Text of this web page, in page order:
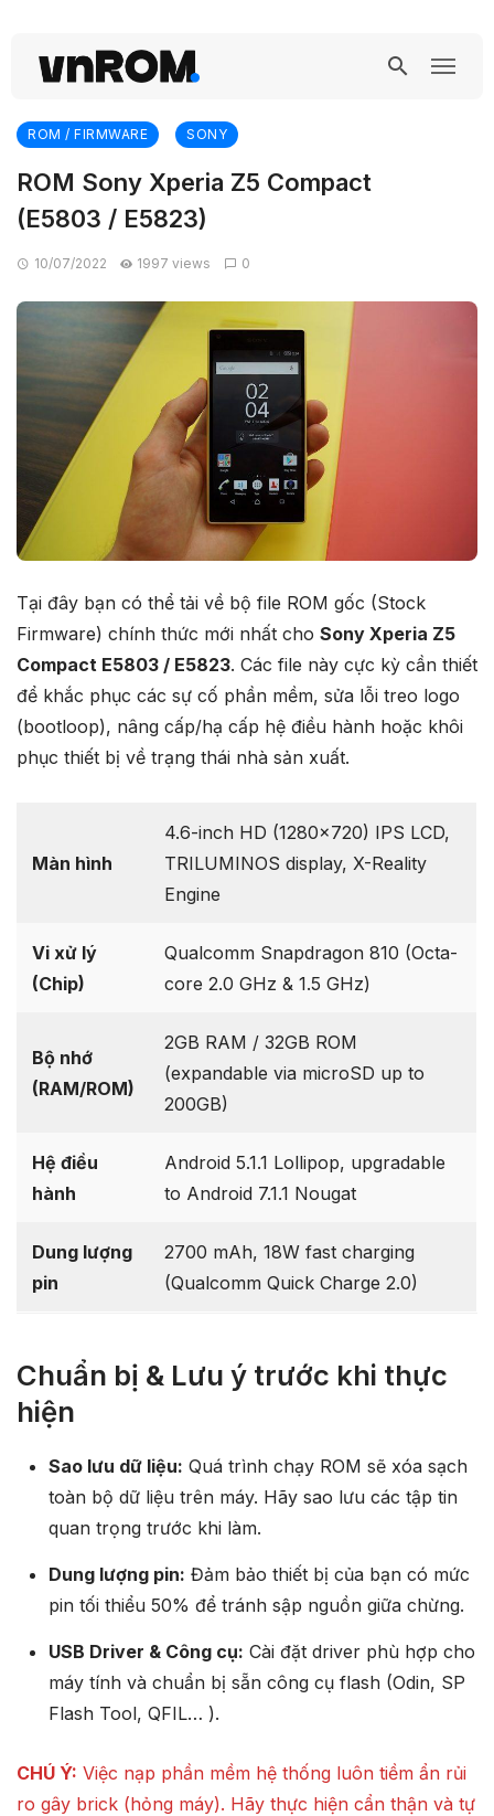
ROM / FIRMWARE SONY
ROM Sony Xperia Z5 Compact
(E5803 / E5823)
10/07/2022 1997 views 0
Tại đây bạn có thể tải về bộ file ROM gốc (Stock
Firmware) chính thức mới nhất cho Sony Xperia Z5
Compact E5803 / E5823. Các file này cực kỳ cần thiết
để khắc phục các sự cố phần mềm, sửa lỗi treo logo
(bootloop), nâng cấp/hạ cấp hệ điều hành hoặc khôi
phục thiết bị về trạng thái nhà sản xuất.
Màn hình
4.6-inch HD (1280×720) IPS LCD,
TRILUMINOS display, X-Reality
Engine
Vi xử lý
(Chip)
Qualcomm Snapdragon 810 (Octa-
core 2.0 GHz & 1.5 GHz)
Bộ nhớ
(RAM/ROM)
2GB RAM / 32GB ROM
(expandable via microSD up to
200GB)
Hệ điều
hành
Android 5.1.1 Lollipop, upgradable
to Android 7.1.1 Nougat
Dung lượng
pin
2700 mAh, 18W fast charging
(Qualcomm Quick Charge 2.0)
Chuẩn bị & Lưu ý trước khi thực
hiện
Sao lưu dữ liệu: Quá trình chạy ROM sẽ xóa sạch
toàn bộ dữ liệu trên máy. Hãy sao lưu các tập tin
quan trọng trước khi làm.
Dung lượng pin: Đảm bảo thiết bị của bạn có mức
pin tối thiểu 50% để tránh sập nguồn giữa chừng.
USB Driver & Công cụ: Cài đặt driver phù hợp cho
máy tính và chuẩn bị sẵn công cụ flash (Odin, SP
Flash Tool, QFIL… ).
CHÚ Ý: Việc nạp phần mềm hệ thống luôn tiềm ẩn rủi
ro gây brick (hỏng máy). Hãy thực hiện cẩn thận và tự